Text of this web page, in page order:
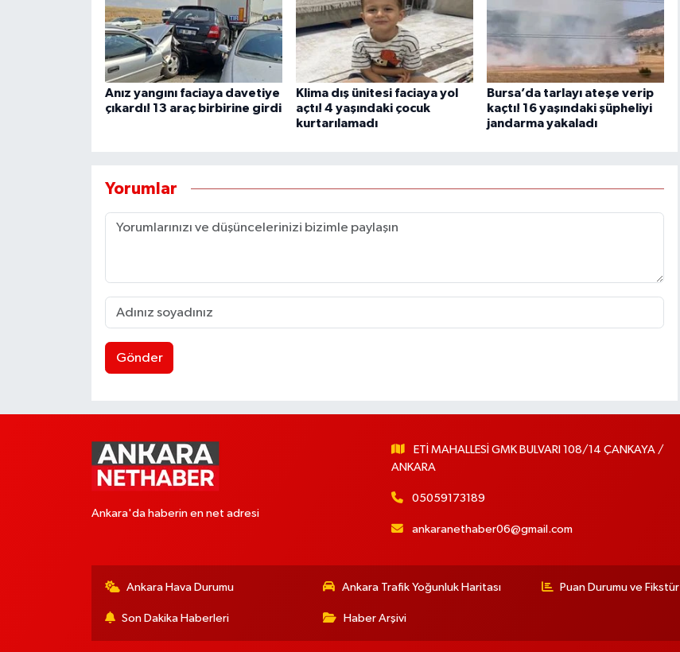
Anız yangını faciaya davetiye
çıkardı! 13 araç birbirine girdi
Klima dış ünitesi faciaya yol
açtı! 4 yaşındaki çocuk
kurtarılamadı
Bursa’da tarlayı ateşe verip
kaçtı! 16 yaşındaki şüpheliyi
jandarma yakaladı
Yorumlar
Gönder
Ankara'da haberin en net adresi
ETİ MAHALLESİ GMK BULVARI 108/14 ÇANKAYA /
ANKARA
05059173189
ankaranethaber06@gmail.com
Ankara Hava Durumu Ankara Trafik Yoğunluk Haritası Puan Durumu ve Fikstür
Son Dakika Haberleri Haber Arşivi